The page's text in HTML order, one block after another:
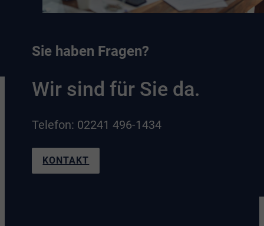
Sie haben Fragen?
Wir sind für Sie da.
Telefon: 02241 496-1434
KONTAKT